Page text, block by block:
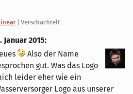
| Verschachtelt
Januar 2015:
Also der Name
gut. Was das Logo
leider eher wie ein
Logo aus unserer